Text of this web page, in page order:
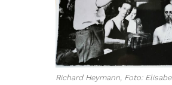
Richard Heymann, Foto: